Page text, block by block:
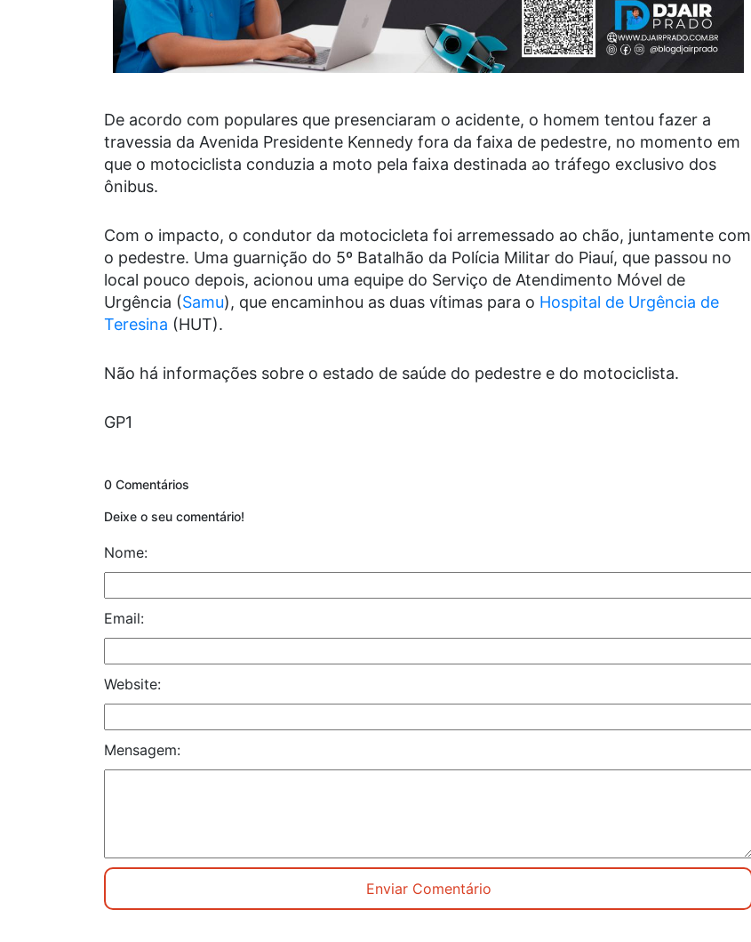
De acordo com populares que presenciaram o acidente, o homem tentou fazer a
travessia da Avenida Presidente Kennedy fora da faixa de pedestre, no momento em
que o motociclista conduzia a moto pela faixa destinada ao tráfego exclusivo dos
ônibus.
Com o impacto, o condutor da motocicleta foi arremessado ao chão, juntamente com
o pedestre. Uma guarnição do 5º Batalhão da Polícia Militar do Piauí, que passou no
local pouco depois, acionou uma equipe do Serviço de Atendimento Móvel de
Urgência (Samu), que encaminhou as duas vítimas para o Hospital de Urgência de
Teresina (HUT).
Não há informações sobre o estado de saúde do pedestre e do motociclista.
GP1
0 Comentários
Deixe o seu comentário!
Nome:
Email:
Website:
Mensagem: